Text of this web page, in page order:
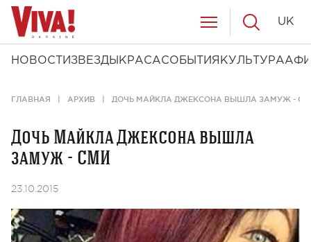
НОВОСТИ ЗВЕЗДЫ КРАСАСОБЫТИЯ КУЛЬТУРА
UK
ГЛАВНАЯ АРХИВ ДОЧЬ МАЙКЛА ДЖЕКСОНА ВЫШЛА ЗАМУЖ -
Дочь Майкла Джексона вышла
замуж - СМИ
23.10.2015